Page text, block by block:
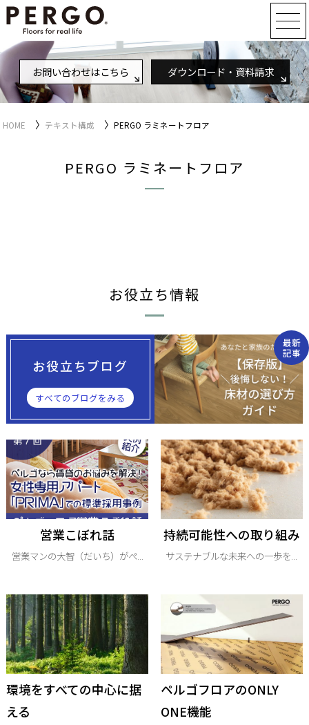
お問い合わせはこちら ダウンロード・資料請求
HOME 〉 テキスト構成 〉PERGO ラミネートフロア
PERGO ラミネートフロア
お役立ち情報
最新
記事
お役立ちブログ
すべてのブログをみる
営業こぼれ話
営業マンの大智（だいち）がぺ...
持続可能性への取り組み
サステナブルな未来への一歩を...
環境をすべての中心に据
える
ペルゴフロアのONLY
ONE機能